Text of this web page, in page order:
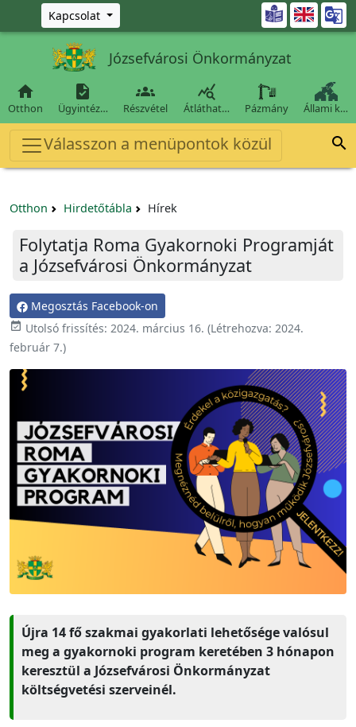
Ugrás a fő tartalomra
Kapcsolat 
Józsefvárosi Önkormányzat

Otthon

Ügyintéz…

Részvétel

Átláthat… Pázmány Állami k…
Válasszon a menüpontok közül 
Otthon Hirdetőtábla Hírek
Folytatja Roma Gyakornoki Programját
a Józsefvárosi Önkormányzat
Megosztás Facebook-on
 Utolsó frissítés: 2024. március 16. (Létrehozva: 2024.
február 7.)
Újra 14 fő szakmai gyakorlati lehetősége valósul
meg a gyakornoki program keretében 3 hónapon
keresztül a Józsefvárosi Önkormányzat
költségvetési szerveinél.